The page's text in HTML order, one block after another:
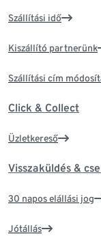
Szállítási idő
Kiszállító partnerünk
Szállítási cím
Click & Collect
Üzletkereső
Visszaküldés &
30 napos elállási jog
Jótállás